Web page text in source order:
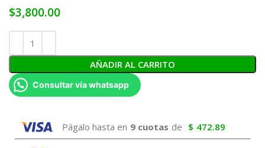
$3,800.00
AÑADIR AL CARRITO
Consultar vía whatsapp
Págalo hasta en 9 cuotas de $ 472.89